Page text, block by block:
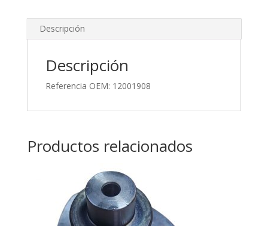
Descripción
Descripción
Referencia OEM: 12001908
Productos relacionados